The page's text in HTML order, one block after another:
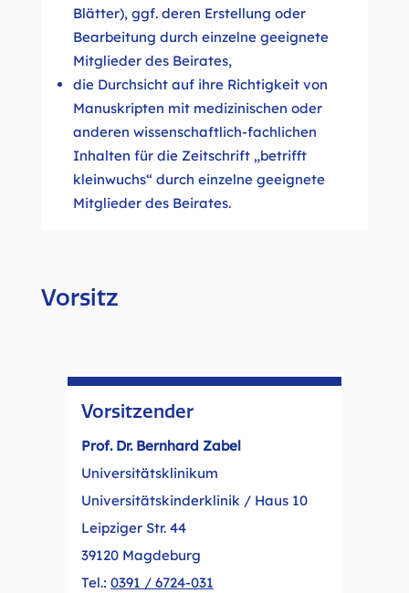
Blätter), ggf. deren Erstellung oder
Bearbeitung durch einzelne geeignete
Mitglieder des Beirates,
die Durchsicht auf ihre Richtigkeit von
Manuskripten mit medizinischen oder
anderen wissenschaftlich-fachlichen
Inhalten für die Zeitschrift „betrifft
kleinwuchs“ durch einzelne geeignete
Mitglieder des Beirates.
Vorsitz
Vorsitzender
Prof. Dr. Bernhard Zabel
Universitätsklinikum
Universitätskinderklinik / Haus 10
Leipziger Str. 44
39120 Magdeburg
Tel.: 0391 / 6724-031